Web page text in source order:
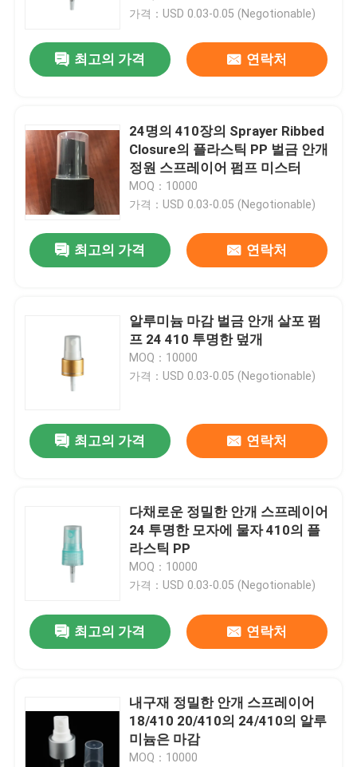
가격：USD 0.03-0.05 (Negotionable)
최고의 가격 연락처
24명의 410장의 Sprayer Ribbed
Closure의 플라스틱 PP 벌금 안개
정원 스프레이어 펌프 미스터
MOQ：10000
가격：USD 0.03-0.05 (Negotionable)
최고의 가격 연락처
알루미늄 마감 벌금 안개 살포 펌
프 24 410 투명한 덮개
MOQ：10000
가격：USD 0.03-0.05 (Negotionable)
최고의 가격 연락처
다채로운 정밀한 안개 스프레이어
24 투명한 모자에 물자 410의 플
라스틱 PP
MOQ：10000
가격：USD 0.03-0.05 (Negotionable)
최고의 가격 연락처
내구재 정밀한 안개 스프레이어
18/410 20/410의 24/410의 알루
미늄은 마감
MOQ：10000